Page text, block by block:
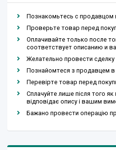
Познакомьтесь с продавцом
Проверьте товар перед
Оплачивайте только после
соответствует описанию и
Желательно провести сделку
Познайомтеся з продавцем в
Перевірте товар перед
Сплачуйте лише після того
відповідає опису і вашим
Бажано провести операцію